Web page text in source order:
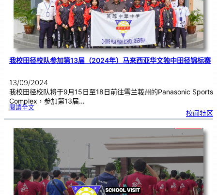
来
西
亚
拜
访
母
校
我校田径校队参加第13届（2024年）马来西亚华文独中田径锦标赛
13/09/2024
我校田径校队将于9月15日至18日前往雪兰莪州的Panasonic Sports
Complex，参加第13届…
閱讀全文:我
径
队
参
加
第
13
届
（
2
024
年
）
马
来
西
亚
华
文
校闻特区